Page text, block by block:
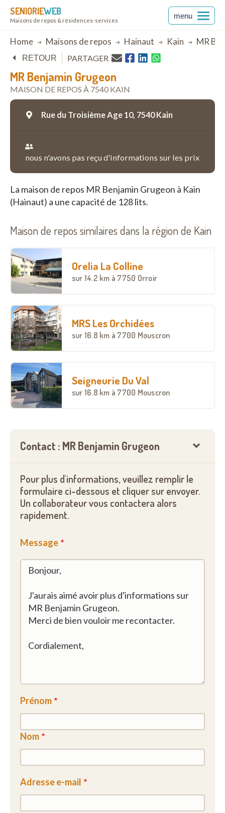
SENIORIEWEB
Maisons de repos & résidences-services
menu
Breadcrumb
Home Maisons de repos Hainaut Kain MR
MR Benjamin Grugeon
MAISON DE REPOS À 7540 KAIN
RETOUR PARTAGER
Rue du Troisième Age 10, 7540 Kain
nous n'avons pas reçu d'informations sur les prix
La maison de repos MR Benjamin Grugeon à Kain
(Hainaut) a une capacité de 128 lits.
Maison de repos similaires dans la région de Kain
Orelia La Colline
sur 14.2 km à 7750 Orroir
MRS Les Orchidées
sur 16.8 km à 7700 Mouscron
Seigneurie Du Val
sur 16.8 km à 7700 Mouscron
Contact : MR Benjamin Grugeon
Pour plus d'informations, veuillez remplir le
formulaire ci-dessous et cliquer sur envoyer.
Un collaborateur vous contactera alors
rapidement.
Message
Prénom
Nom
Adresse e-mail